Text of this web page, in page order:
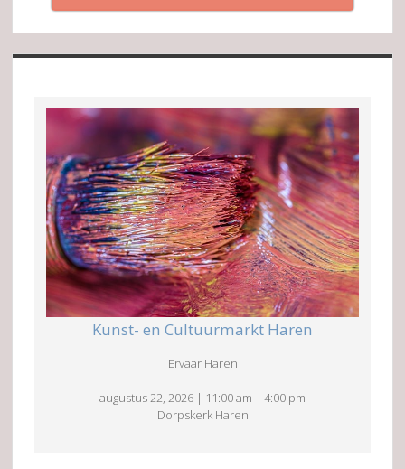
Kunst- en Cultuurmarkt Haren
Ervaar Haren
augustus 22, 2026 | 11:00 am – 4:00 pm
Dorpskerk Haren